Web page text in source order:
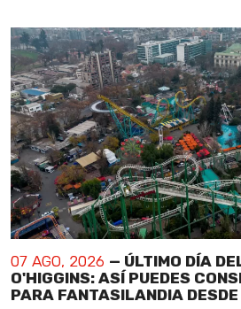
07 AGO, 2026 — ÚLTIMO DÍA
O'HIGGINS: ASÍ PUEDES
PARA FANTASILANDIA